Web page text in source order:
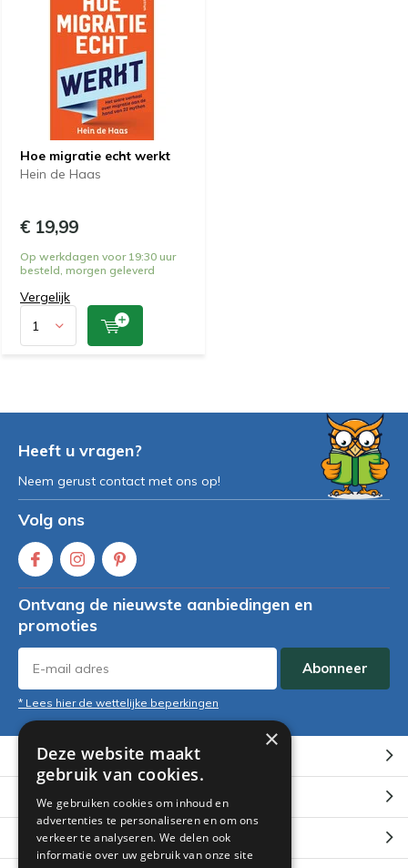
Hoe migratie echt werkt
Hein de Haas
€ 19,99
Op werkdagen voor 19:30 uur
besteld, morgen geleverd
Vergelijk
Heeft u vragen?
Neem gerust contact met ons op!
Volg ons
Ontvang de nieuwste aanbiedingen en
promoties
Abonneer
* Lees hier de wettelijke beperkingen
Klantenservice
Mijn account
Categorieën
×
Deze website maakt
gebruik van cookies.
We gebruiken cookies om inhoud en
advertenties te personaliseren en om ons
verkeer te analyseren. We delen ook
informatie over uw gebruik van onze site